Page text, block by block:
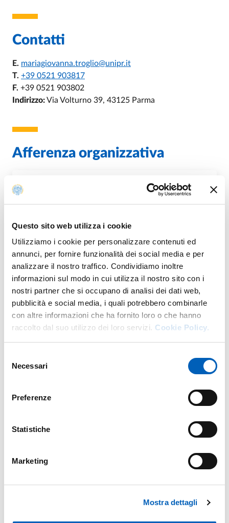
Questo sito web utilizza i cookie
Utilizziamo i cookie per personalizzare contenuti ed
annunci, per fornire funzionalità dei social media e per
analizzare il nostro traffico. Condividiamo inoltre
informazioni sul modo in cui utilizza il nostro sito con i
nostri partner che si occupano di analisi dei dati web,
pubblicità e social media, i quali potrebbero combinarle
con altre informazioni che ha fornito loro o che hanno
raccolto dal suo utilizzo dei loro servizi. Cookie Policy.
delNecessari
Preferenze
Statistiche
Marketing
Mostra dettagli
Contatti
E. mariagiovanna.troglio@unipr.it
T. +39 0521 903817
F. +39 0521 903802
Indirizzo:Via Volturno 39, 43125 Parma
Afferenza organizzativa
Ambito Tecnico Dipartimento di Medicina
VAI ALLA SCHEDADI AMBITO TECNICO
Altro personale della struttura a questo
indirizzo
Personale tecnico amministrativo